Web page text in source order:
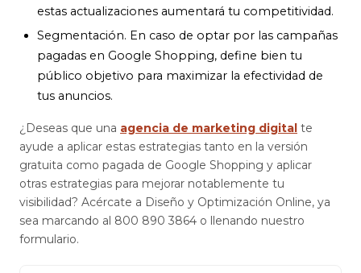
estas actualizaciones aumentará tu competitividad.
Segmentación. En caso de optar por las campañas
pagadas en Google Shopping, define bien tu
público objetivo para maximizar la efectividad de
tus anuncios.
¿Deseas que una agencia de marketing digital te
ayude a aplicar estas estrategias tanto en la versión
gratuita como pagada de Google Shopping y aplicar
otras estrategias para mejorar notablemente tu
visibilidad? Acércate a Diseño y Optimización Online, ya
sea marcando al 800 890 3864 o llenando nuestro
formulario.